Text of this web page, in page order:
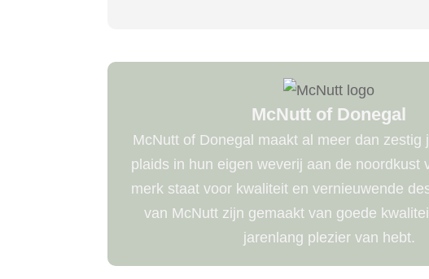
McNutt of Donegal
McNutt of Donegal maakt al meer dan zestig
plaids in hun eigen weverij aan de noordkust
merk staat voor kwaliteit en vernieuwende
van McNutt zijn gemaakt van goede
jarenlang plezier van hebt.